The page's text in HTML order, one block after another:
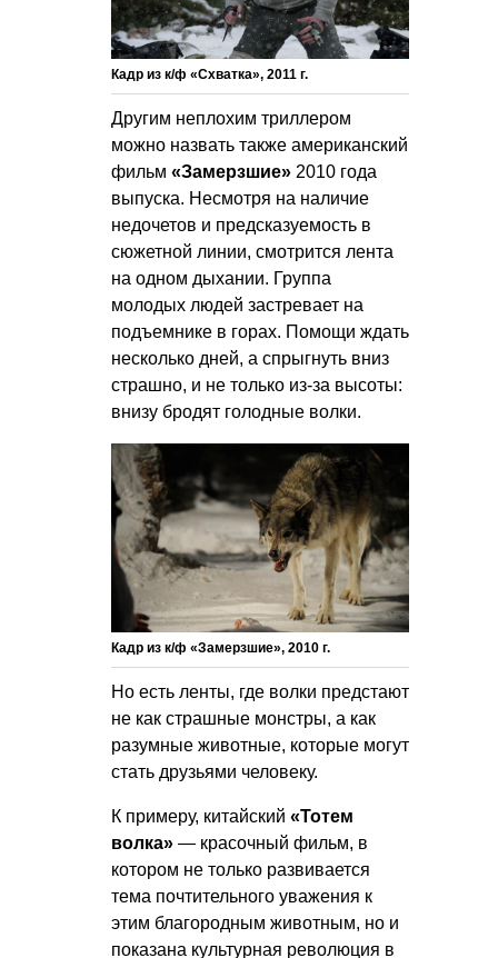
Кадр из к/ф «Схватка», 2011 г.
Другим неплохим триллером
можно назвать также американский
фильм «Замерзшие» 2010 года
выпуска. Несмотря на наличие
недочетов и предсказуемость в
сюжетной линии, смотрится лента
на одном дыхании. Группа
молодых людей застревает на
подъемнике в горах. Помощи ждать
несколько дней, а спрыгнуть вниз
страшно, и не только из-за высоты:
внизу бродят голодные волки.
Кадр из к/ф «Замерзшие», 2010 г.
Но есть ленты, где волки предстают
не как страшные монстры, а как
разумные животные, которые могут
стать друзьями человеку.
К примеру, китайский «Тотем
волка» — красочный фильм, в
котором не только развивается
тема почтительного уважения к
этим благородным животным, но и
показана культурная революция в